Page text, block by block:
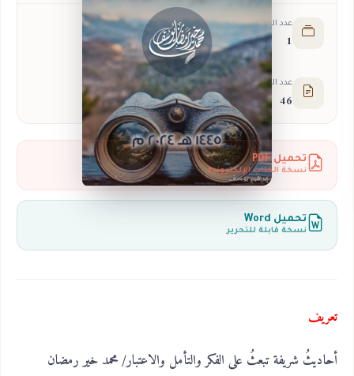
عدد الأجزاء
1
عدد الصفحات
46
تحميل PDF
نسخة الكتاب الإلكترونية
تحميل Word
نسخة قابلة للتحرير
تعريف
أحاديثُ شريفة تبعثُ على الفكر والتأمل والاعتبار/ محمد خير رمضان